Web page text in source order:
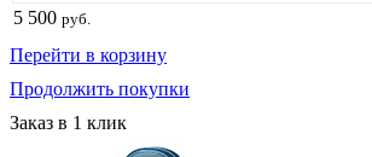
5 500 руб.
Перейти в корзину
Продолжить покупки
Заказ в 1 клик